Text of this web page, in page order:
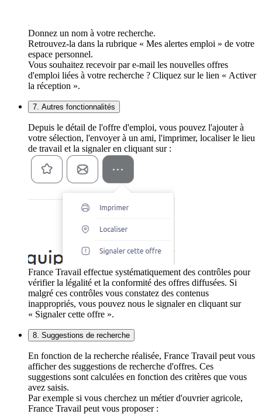
Donnez un nom à votre recherche.
Retrouvez-la dans la rubrique « Mes alertes emploi » de votre
espace personnel.
Vous souhaitez recevoir par e-mail les nouvelles offres
d'emploi liées à votre recherche ? Cliquez sur le lien « Activer
la réception ».
7. Autres fonctionnalités
Depuis le détail de l'offre d'emploi, vous pouvez l'ajouter à
votre sélection, l'envoyer à un ami, l'imprimer, localiser le lieu
de travail et la signaler en cliquant sur :
France Travail effectue systématiquement des contrôles pour
vérifier la légalité et la conformité des offres diffusées. Si
malgré ces contrôles vous constatez des contenus
inappropriés, vous pouvez nous le signaler en cliquant sur
« Signaler cette offre ».
8. Suggestions de recherche
En fonction de la recherche réalisée, France Travail peut vous
afficher des suggestions de recherche d'offres. Ces
suggestions sont calculées en fonction des critères que vous
avez saisis.
Par exemple si vous cherchez un métier d'ouvrier agricole,
France Travail peut vous proposer :